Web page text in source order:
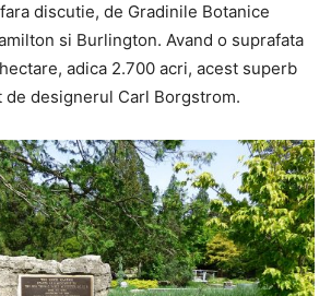
discutie, de Gradinile Botanice
si Burlington. Avand o suprafata
adica 2.700 acri, acest superb
de designerul Carl Borgstrom.